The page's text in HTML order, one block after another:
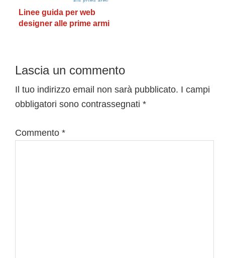
Linee guida per web
designer alle prime armi
Interazioni
del
lettore
Lascia un commento
Il tuo indirizzo email non sarà pubblicato. I campi
obbligatori sono contrassegnati *
Commento *